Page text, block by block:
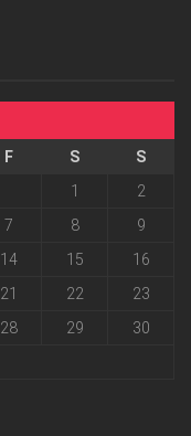
F S
S
1
2
7 8
9
14 15
16
21 22
23
28 29
30